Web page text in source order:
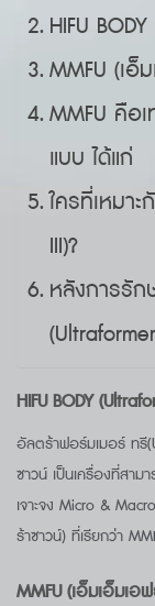
HIFU
MMFU (เอ็
MMFU คือ
แบบ ได้แก่
ใครที่เหมา
III)?
หลังการรัก
HIFU BODY
อัลตร้าฟอร์มเมอร์ ทรี
ซาวน์ เป็นเครื่องที่สาม
เจาะจง Micro &
ร้าซาวน์) ที่เรียกว่า
MMFU (เอ็มเอ็มเอ